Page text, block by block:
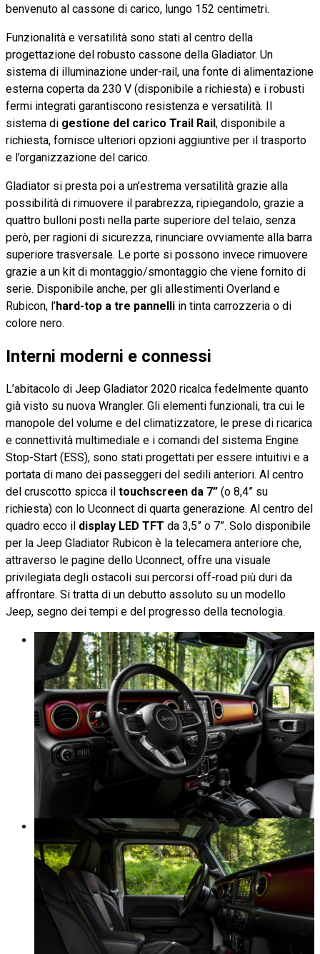
benvenuto al cassone di carico, lungo 152 centimetri.
Funzionalità e versatilità sono stati al centro della
progettazione del robusto cassone della Gladiator. Un
sistema di illuminazione under-rail, una fonte di alimentazione
esterna coperta da 230 V (disponibile a richiesta) e i robusti
fermi integrati garantiscono resistenza e versatilità. Il
sistema di gestione del carico Trail Rail, disponibile a
richiesta, fornisce ulteriori opzioni aggiuntive per il trasporto
e l’organizzazione del carico.
Gladiator si presta poi a un’estrema versatilità grazie alla
possibilità di rimuovere il parabrezza, ripiegandolo, grazie a
quattro bulloni posti nella parte superiore del telaio, senza
però, per ragioni di sicurezza, rinunciare ovviamente alla barra
superiore trasversale. Le porte si possono invece rimuovere
grazie a un kit di montaggio/smontaggio che viene fornito di
serie. Disponibile anche, per gli allestimenti Overland e
Rubicon, l’hard-top a tre pannelli in tinta carrozzeria o di
colore nero.
Interni moderni e connessi
L’abitacolo di Jeep Gladiator 2020 ricalca fedelmente quanto
già visto su nuova Wrangler. Gli elementi funzionali, tra cui le
manopole del volume e del climatizzatore, le prese di ricarica
e connettività multimediale e i comandi del sistema Engine
Stop-Start (ESS), sono stati progettati per essere intuitivi e a
portata di mano dei passeggeri del sedili anteriori. Al centro
del cruscotto spicca il touchscreen da 7” (o 8,4” su
richiesta) con lo Uconnect di quarta generazione. Al centro del
quadro ecco il display LED TFT da 3,5” o 7”. Solo disponibile
per la Jeep Gladiator Rubicon è la telecamera anteriore che,
attraverso le pagine dello Uconnect, offre una visuale
privilegiata degli ostacoli sui percorsi off-road più duri da
affrontare. Si tratta di un debutto assoluto su un modello
Jeep, segno dei tempi e del progresso della tecnologia.